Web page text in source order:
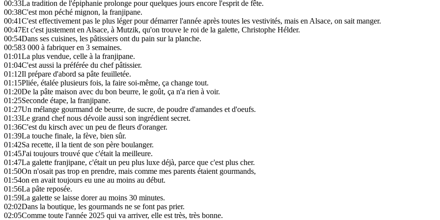
00:33La tradition de l'épiphanie prolonge pour quelques jours encore l'esprit de fête.
00:38C'est mon péché mignon, la franjipane.
00:41C'est effectivement pas le plus léger pour démarrer l'année après toutes les vestivités, mais en Alsace, on sait manger.
00:47Et c'est justement en Alsace, à Mutzik, qu'on trouve le roi de la galette, Christophe Hélder.
00:54Dans ses cuisines, les pâtissiers ont du pain sur la planche.
00:583 000 à fabriquer en 3 semaines.
01:01La plus vendue, celle à la franjipane.
01:04C'est aussi la préférée du chef pâtissier.
01:12Il prépare d'abord sa pâte feuilletée.
01:15Pliée, étalée plusieurs fois, la faire soi-même, ça change tout.
01:20De la pâte maison avec du bon beurre, le goût, ça n'a rien à voir.
01:25Seconde étape, la franjipane.
01:27Un mélange gourmand de beurre, de sucre, de poudre d'amandes et d'oeufs.
01:33Le grand chef nous dévoile aussi son ingrédient secret.
01:36C'est du kirsch avec un peu de fleurs d'oranger.
01:39La touche finale, la fève, bien sûr.
01:42Sa recette, il la tient de son père boulanger.
01:45J'ai toujours trouvé que c'était la meilleure.
01:47La galette franjipane, c'était un peu plus luxe déjà, parce que c'est plus cher.
01:50On n'osait pas trop en prendre, mais comme mes parents étaient gourmands,
01:54on en avait toujours eu une au moins au début.
01:56La pâte reposée.
01:59La galette se laisse dorer au moins 30 minutes.
02:02Dans la boutique, les gourmands ne se font pas prier.
02:05Comme toute l'année 2025 qui va arriver, elle est très, très bonne.